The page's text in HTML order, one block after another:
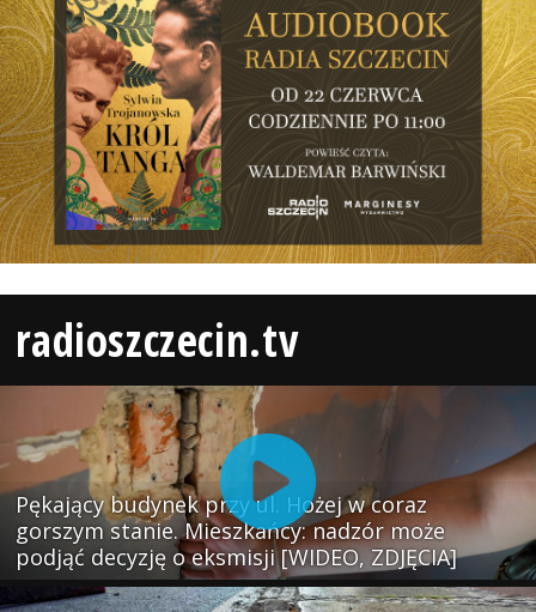
radioszczecin.tv
Pękający budynek przy ul. Hożej w coraz
gorszym stanie. Mieszkańcy: nadzór może
podjąć decyzję o eksmisji [WIDEO, ZDJĘCIA]